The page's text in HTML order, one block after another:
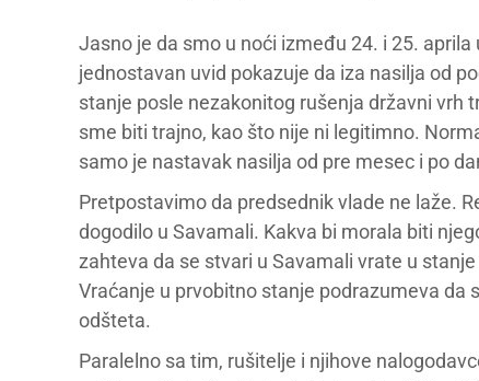
Jasno je da smo u noći između 24. i 25.
jednostavan uvid pokazuje da iza nasilja od
stanje posle nezakonitog rušenja državni vrh
sme biti trajno, kao što nije ni legitimno.
samo je nastavak nasilja od pre mesec i po
Pretpostavimo da predsednik vlade ne laže.
dogodilo u Savamali. Kakva bi morala biti
zahteva da se stvari u Savamali vrate u
Vraćanje u prvobitno stanje podrazumeva da
odšteta.
Paralelno sa tim, rušitelje i njihove